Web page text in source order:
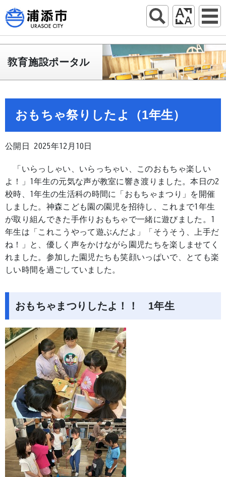
教育施設ポータル
おもちゃ祭りしたよ（1年生）
公開日 2025年12月10日
「いらっしゃい、いらっちゃい、このおもちゃ楽しい
よ！」1年生の元気な声が教室に響き渡りました。本日の2
校時、1年生の生活科の時間に「おもちゃまつり」を開催
しました。神森こども園の園児を招待し、これまで1年生
が取り組んできた手作りおもちゃで一緒に遊びました。1
年生は「これこうやって遊ぶんだよ」「そうそう、上手だ
ね！」と、優しく声をかけながら園児たちを楽しませてく
れました。参加した園児たちも笑顔いっぱいで、とても楽
しい時間を過ごしていました。
おもちゃまつりしたよ！！ 1年生